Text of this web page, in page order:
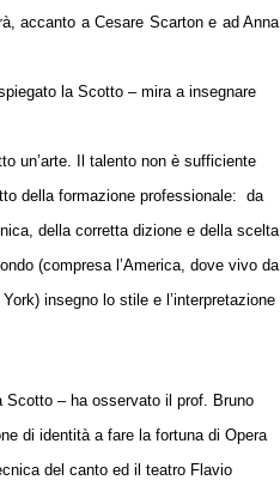
accanto a Cesare Scarton e ad Anna
la Scotto – mira a insegnare
un’arte. Il talento non è sufficiente
della formazione professionale: da
della corretta dizione e della scelta
(compresa l’America, dove vivo da
insegno lo stile e l’interpretazione
Scotto – ha osservato il prof. Bruno
di identità a fare la fortuna di Opera
del canto ed il teatro Flavio